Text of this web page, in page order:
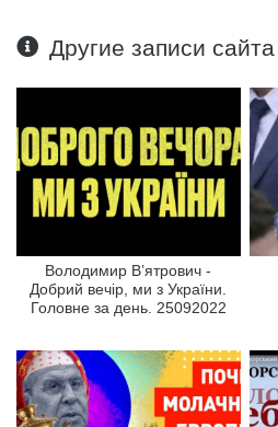
Другие записи сайта
Володимир В’ятрович -
Добрий вечір, ми з України.
Головне за день. 25092022